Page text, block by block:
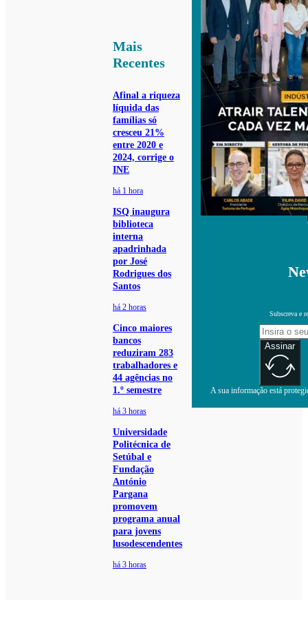
Mais
Recentes
Afinal a riqueza
líquida das
famílias só
cresceu 21%
entre 2020 e
2024, corrige o
INE
há 1 hora
ISQ inaugura
biblioteca
interna
apadrinhada
por José
Rodrigues dos
Santos
há 2 horas
Cinco maiores
bancos
reduziram 283
trabalhadores e
44 agências no
1.º semestre
há 3 horas
Universidade
Politécnica de
Setúbal e
Fundação
António
Pargana
promovem
programa anual
para jovens
lusodescendentes
há 3 horas
Subscreva e
Assinar
A sua informação está